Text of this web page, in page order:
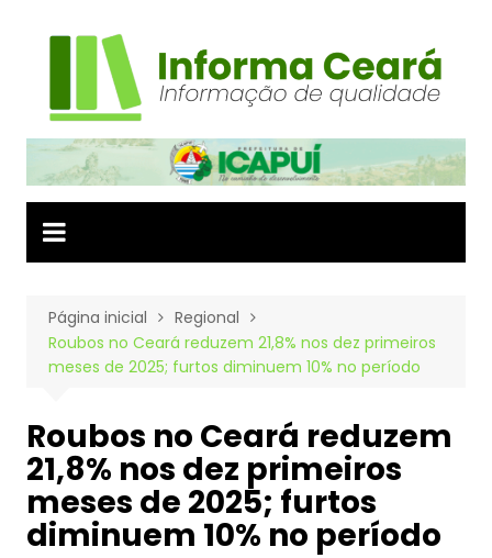
Página inicial
Regional
Roubos no Ceará reduzem 21,8% nos dez primeiros
meses de 2025; furtos diminuem 10% no período
Roubos no Ceará reduzem
21,8% nos dez primeiros
meses de 2025; furtos
diminuem 10% no período